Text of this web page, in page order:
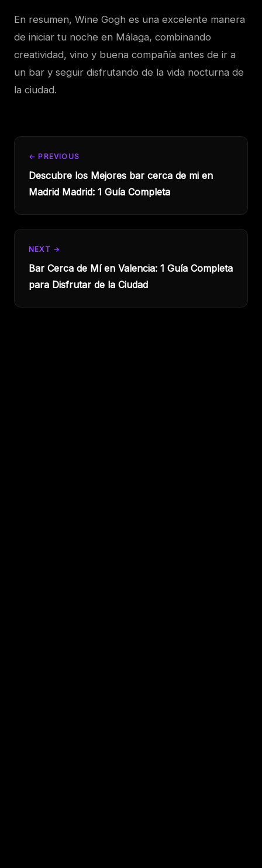
En resumen, Wine Gogh es una excelente manera
de iniciar tu noche en Málaga, combinando
creatividad, vino y buena compañía antes de ir a
un bar y seguir disfrutando de la vida nocturna de
la ciudad.
← PREVIOUS
Descubre los Mejores bar cerca de mi en
Madrid Madrid: 1 Guía Completa
NEXT →
Bar Cerca de Mí en Valencia: 1 Guía Completa
para Disfrutar de la Ciudad